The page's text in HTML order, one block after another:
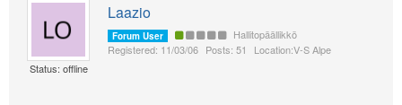
Status: offline
Laazio
Forum User
Hallitopäällikkö
Registered: 11/03/06 Posts: 51 Location:V-S Alpe